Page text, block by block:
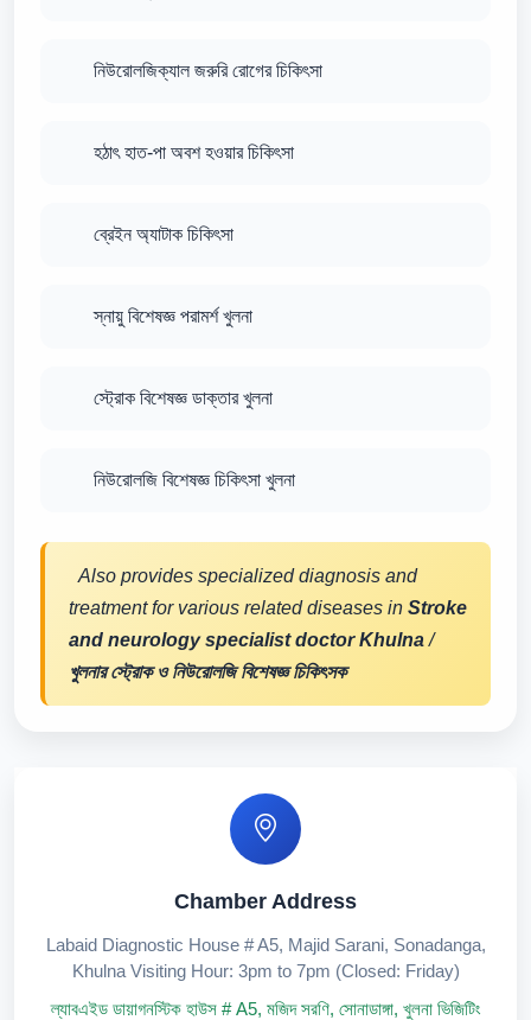
নিউরোলজিক্যাল জরুরি রোগের চিকিৎসা
হঠাৎ হাত-পা অবশ হওয়ার চিকিৎসা
ব্রেইন অ্যাটাক চিকিৎসা
স্নায়ু বিশেষজ্ঞ পরামর্শ খুলনা
স্ট্রোক বিশেষজ্ঞ ডাক্তার খুলনা
নিউরোলজি বিশেষজ্ঞ চিকিৎসা খুলনা
Also provides specialized diagnosis and
treatment for various related diseases in Stroke
and neurology specialist doctor Khulna/
খুলনার স্ট্রোক ও নিউরোলজি বিশেষজ্ঞ চিকিৎসক
Chamber Address
Labaid Diagnostic House # A5, Majid Sarani, Sonadanga,
Khulna Visiting Hour: 3pm to 7pm (Closed: Friday)
ল্যাবএইড ডায়াগনস্টিক হাউস # A5, মজিদ সরণি, সোনাডাঙ্গা, খুলনা ভিজিটিং